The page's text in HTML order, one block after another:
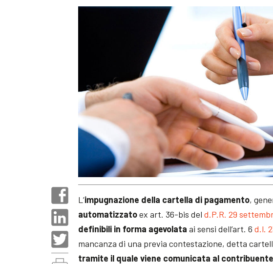
L’impugnazione della cartella di pagamento,
automatizzatoex art. 36-bis deld.P.R. 29
definibili in forma agevolata ai sensi dell’art. 6d.l.
mancanza di una previa contestazione, detta
tramite il quale viene comunicata al